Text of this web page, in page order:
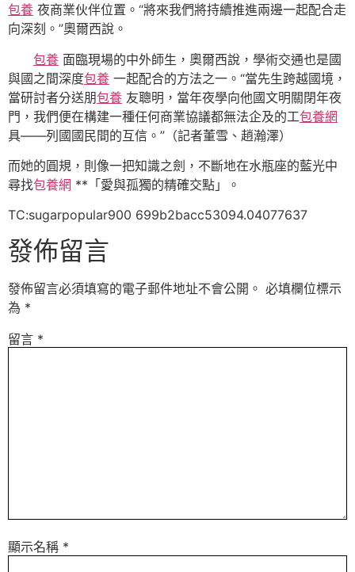
包養 夜商業伙伴位置。“將來我們將持續推進兩邊一起配合走
向深刻。”奧爾西說。
包養 面臨現場的中外師生，奧爾西說，學術交通也是國
與國之間深度包養 一起配合的方法之一。“當先生跨越國境，
當研討者分送朋包養 友聰明，當年夜學向他國文明關閉年夜
門，我們便在構建一種任何商業協議都無法企及的工包養網
具——列國國民間的互信。”（記者董雪、趙瀚澤）
而她的圓規，則像一把知識之劍，不斷地在水瓶座的藍光中
尋找包養網 **「愛與孤獨的精確交點」。
TC:sugarpopular900 699b2bacc53094.04077637
發佈留言
發佈留言必須填寫的電子郵件地址不會公開。 必填欄位標示
為 *
留言 *
顯示名稱 *